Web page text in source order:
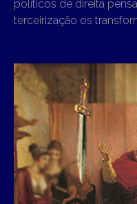
políticos de direita
terceirização os